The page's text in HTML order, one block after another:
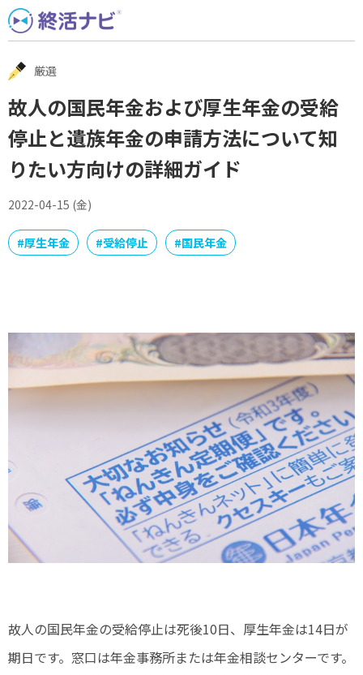
Skip
to
content
厳選
故人の国民年金および厚生年金の受給
停止と遺族年金の申請方法について知
りたい方向けの詳細ガイド
2022-04-15 (金)
#厚生年金 #受給停止 #国民年金
故人の国民年金の受給停止は死後10日、厚生年金は14日が
期日です。窓口は年金事務所または年金相談センターです。